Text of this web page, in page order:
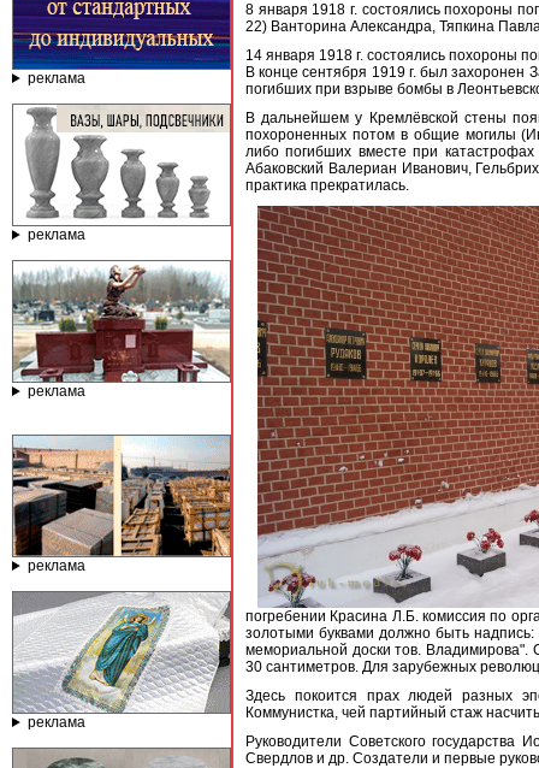
реклама
реклама
реклама
реклама
реклама
8 января 1918 г. состоялись похороны
22) Ванторина Александра, Тяпкина
14 января 1918 г. состоялись похороны
В конце сентября 1919 г. был захоронен
погибших при взрыве бомбы в
В дальнейшем у Кремлёвской стены
похороненных потом в общие могилы
либо погибших вместе при
Абаковский Валериан Иванович,
практика прекратилась.
погребении Красина Л.Б. комиссия по
золотыми буквами должно быть
мемориальной доски тов. Владимирова".
30 сантиметров. Для зарубежных
Здесь покоится прах людей разных
Коммунистка, чей партийный стаж
Руководители Советского
Свердлов и др. Создатели и первые